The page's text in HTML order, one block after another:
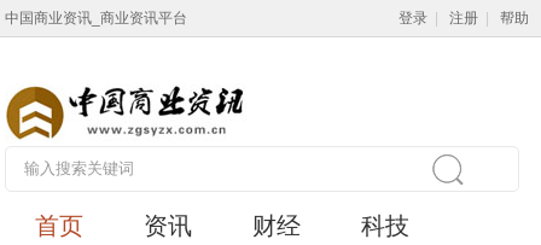
中国商业资讯_商业资讯平台 登录 注册 帮助
首页 资讯 财经 科技